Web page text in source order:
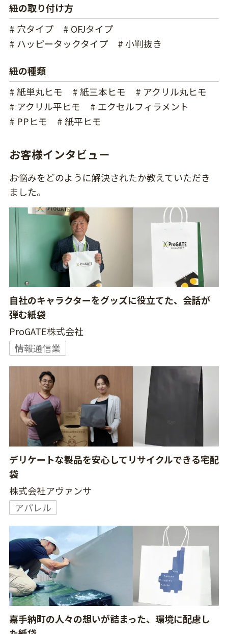
紐の取り付け方
# 穴タイプ
# OFJタイプ
# ハッピータックタイプ
# 小判抜き
紐の種類
# 紙単丸ヒモ
# 紙三本ヒモ
# アクリル丸ヒモ
# アクリル平ヒモ
# エクセルフィラメント
# PPヒモ
# 紙平ヒモ
お客様インタビュー
お悩みをどのように解決されたか教えていただき
ました。
自社のキャラクターをグッズに役立てた、会話が
弾む紙袋
ProGATE株式会社
情報通信業
デリケートな製品を安心してリサイクルできる宅配
袋
株式会社アヴァンサ
アパレル
嘉手納町の人々の想いが詰まった、環境に配慮し